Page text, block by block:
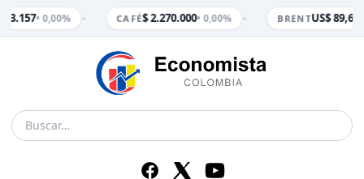
3.157• 0,00% CAFÉ$ 2.270.000• 0,00% BRENTUS$ 89,65